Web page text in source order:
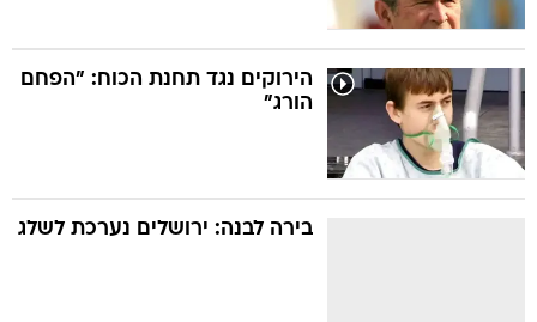
הירוקים נגד תחנת הכוח: "הפחם
הורג"
בירה לבנה: ירושלים נערכת לשלג